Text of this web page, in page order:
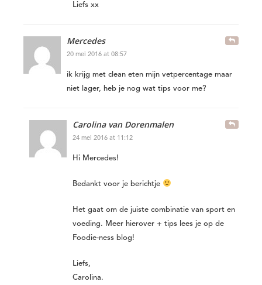
Liefs xx
Mercedes
20 mei 2016 at 08:57
ik krijg met clean eten mijn vetpercentage maar
niet lager, heb je nog wat tips voor me?
Carolina van Dorenmalen
24 mei 2016 at 11:12
Hi Mercedes!
Bedankt voor je berichtje
Het gaat om de juiste combinatie van sport en
voeding. Meer hierover + tips lees je op de
Foodie-ness blog!
Liefs,
Carolina.